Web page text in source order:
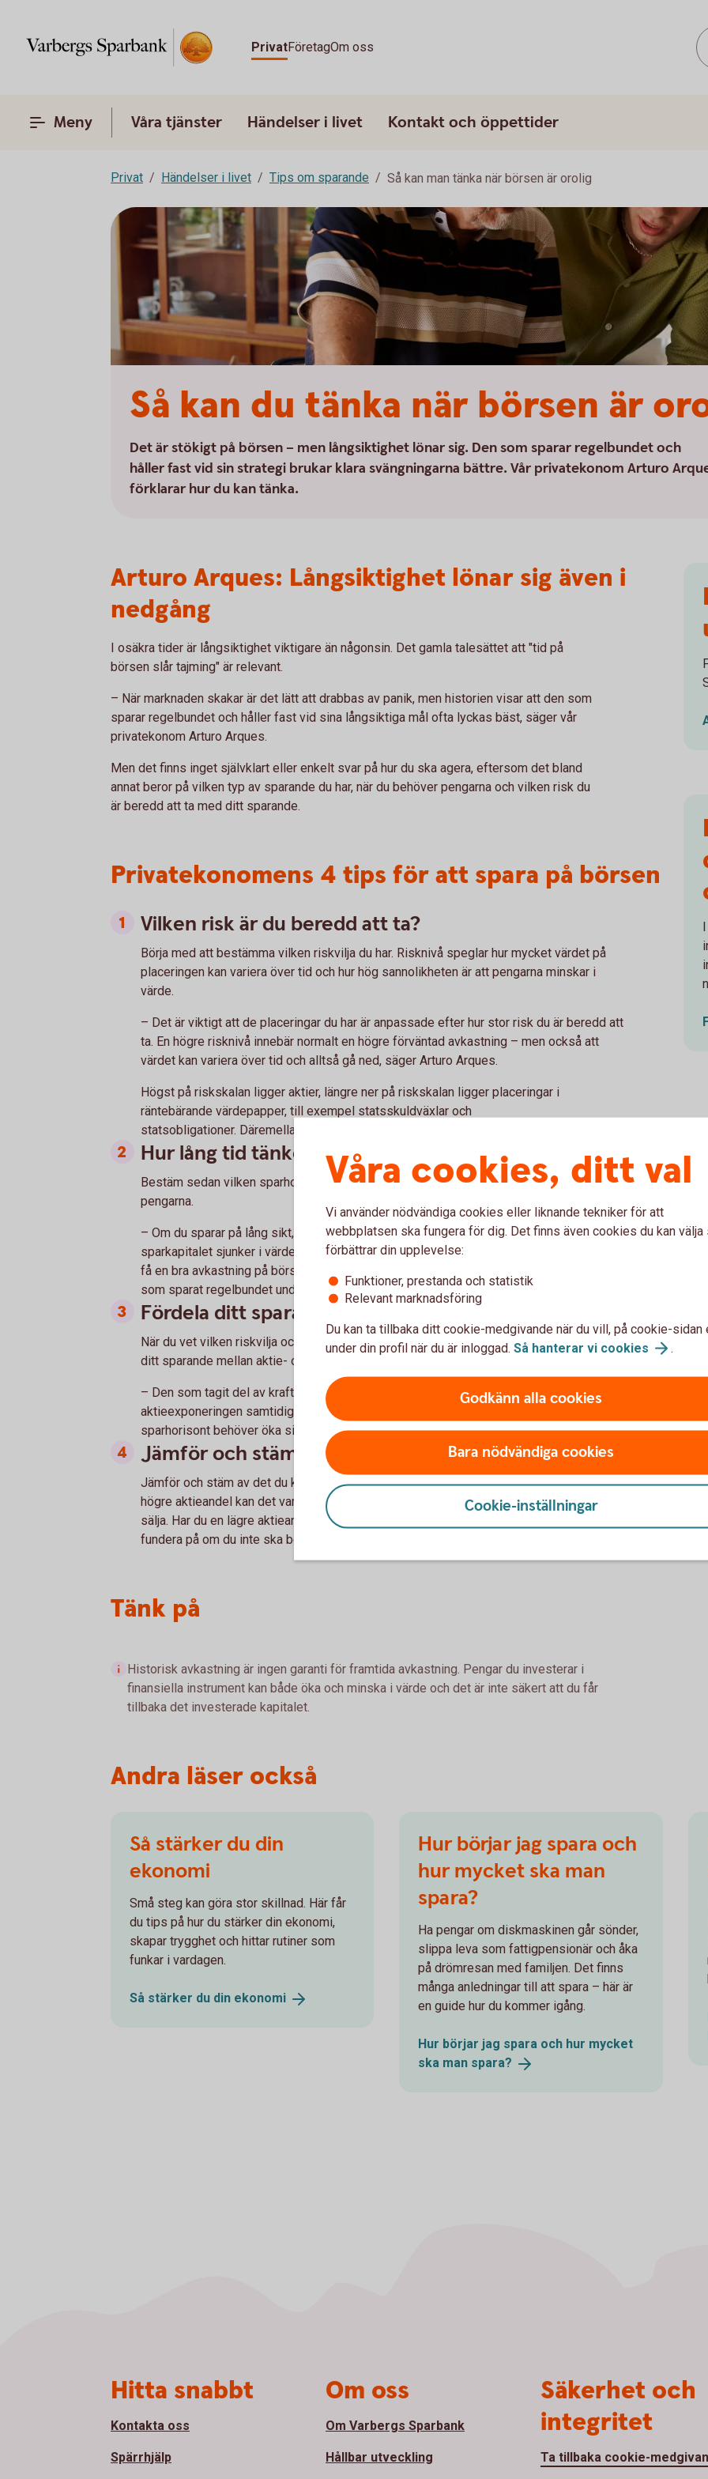
PrivatFöretagOm oss
Meny Våra tjänster Händelser i livet Kontakt och öppettider
Privat Händelser i livet Tips om sparande Så kan man tänka när börsen är orolig
Så kan du tänka när börsen är
Det är stökigt på börsen – men långsiktighet lönar sig. Den som sparar regelbundet och
håller fast vid sin strategi brukar klara svängningarna bättre. Vår privatekonom Arturo
förklarar hur du kan tänka.
Arturo Arques: Långsiktighet lönar sig även i
nedgång
I osäkra tider är långsiktighet viktigare än någonsin. Det gamla talesättet att "tid på
börsen slår tajming" är relevant.
– När marknaden skakar är det lätt att drabbas av panik, men historien visar att den som
sparar regelbundet och håller fast vid sina långsiktiga mål ofta lyckas bäst, säger vår
privatekonom Arturo Arques.
Men det finns inget självklart eller enkelt svar på hur du ska agera, eftersom det bland
annat beror på vilken typ av sparande du har, när du behöver pengarna och vilken risk du
är beredd att ta med ditt sparande.
Privatekonomens 4 tips för att spara på börsen
Vilken risk är du beredd att ta?
Börja med att bestämma vilken riskvilja du har. Risknivå speglar hur mycket värdet på
placeringen kan variera över tid och hur hög sannolikheten är att pengarna minskar i
värde.
– Det är viktigt att de placeringar du har är anpassade efter hur stor risk du är beredd att
ta. En högre risknivå innebär normalt en högre förväntad avkastning – men också att
värdet kan variera över tid och alltså gå ned, säger Arturo Arques.
Högst på riskskalan ligger aktier, längre ner på riskskalan ligger placeringar i
räntebärande värdepapper, till exempel statsskuldväxlar och
statsobligationer. Däremellan finns en uppsjö av olika alternativ.
Hur lång tid tänker du spara?
Bestäm sedan vilken sparhorisont du har, alltså hur länge du vill spara och när du behöver
pengarna.
– Om du sparar på lång sikt, inte behöver pengarna på flera år och kan acceptera att
sparkapitalet sjunker i värde enskilda dagar, månader eller år har du goda möjligheter att
få en bra avkastning på börsen. I ett historiskt perspektiv har vinnarna på börsen varit de
som sparat regelbundet under lång tid, säger Arturo Arques.
Fördela ditt sparande mellan räntor och aktier
När du vet vilken riskvilja och sparhorisont du har kan du bestämma hur du ska fördela
ditt sparande mellan aktie- och räntesparande.
– Den som tagit del av kraftiga uppgångar på börsen kanske har behov av att minska
aktieexponeringen samtidigt som den som börjat spara nu och är ung med en lång
sparhorisont behöver öka sin aktieexponering, säger Arturo Arques.
Jämför och stäm av
Jämför och stäm av det du kommit fram till med hur ditt sparande ser ut idag. Har du en
högre aktieandel kan det vara ett tecken på för hög risk och att du därmed kan behöva
sälja. Har du en lägre aktieandel kan du lugnt sitta kvar i båten och eventuellt börja
fundera på om du inte ska börja köpa lite försiktigt.
Tänk på
Historisk avkastning är ingen garanti för framtida avkastning. Pengar du investerar i
finansiella instrument kan både öka och minska i värde och det är inte säkert att du får
tillbaka det investerade kapitalet.
Andra läser också
Så stärker du din
ekonomi
Små steg kan göra stor skillnad. Här får
du tips på hur du stärker din ekonomi,
skapar trygghet och hittar rutiner som
funkar i vardagen.
Så stärker du din ekonomi
Hur börjar jag spara och
hur mycket ska man
spara?
Ha pengar om diskmaskinen går sönder,
slippa leva som fattigpensionär och åka
på drömresan med familjen. Det finns
många anledningar till att spara – här är
en guide hur du kommer igång.
Hur börjar jag spara och hur mycket
ska man spara?
Våra cookies, ditt val
Vi använder nödvändiga cookies eller liknande tekniker för att
webbplatsen ska fungera för dig. Det finns även cookies du kan välja
förbättrar din upplevelse:
Funktioner, prestanda och statistik
Relevant marknadsföring
Du kan ta tillbaka ditt cookie-medgivande när du vill, på cookie-sidan
under din profil när du är inloggad. Så hanterar vi cookies .
Godkänn alla cookies
Bara nödvändiga cookies
Cookie-inställningar
Hitta snabbt
Kontakta oss
Spärrhjälp
Om oss
Om Varbergs Sparbank
Hållbar utveckling
Säkerhet och
integritet
Ta tillbaka cookie-